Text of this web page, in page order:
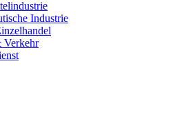
Industrie